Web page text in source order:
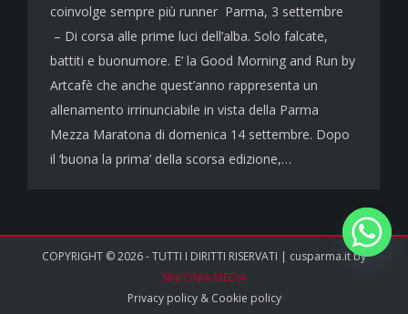
coinvolge sempre più runner Parma, 3 settembre
– Di corsa alle prime luci dell’alba. Solo falcate,
battiti e buonumore. E’ la Good Morning and Run by
Artcafè che anche quest’anno rappresenta un
allenamento irrinunciabile in vista della Parma
Mezza Maratona di domenica 14 settembre. Dopo
il ‘buona la prima’ della scorsa edizione,…
COPYRIGHT © 2026 - TUTTI I DIRITTI RISERVATI | cusparma.it by
SINFONIA MEDIA
Privacy policy& Cookie policy